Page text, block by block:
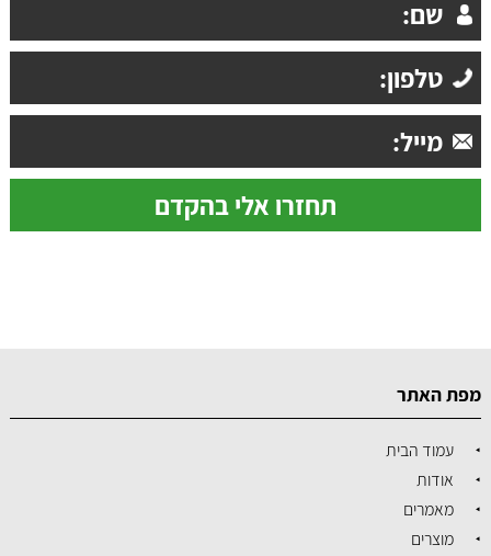
מפת האתר
עמוד הבית
אודות
מאמרים
מוצרים